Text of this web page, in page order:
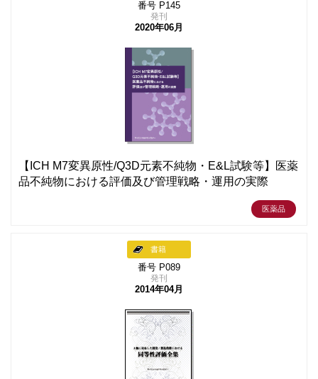
番号 P145
発刊
2020年06月
【ICH M7変異原性/Q3D元素不純物・E&L試験等】医薬
品不純物における評価及び管理戦略・運用の実際
医薬品
書籍
番号 P089
発刊
2014年04月